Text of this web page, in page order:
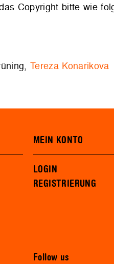
Copyright bitte wie
Tereza Konarikova
MEIN KONTO
LOGIN
REGISTRIERUNG
Follow us